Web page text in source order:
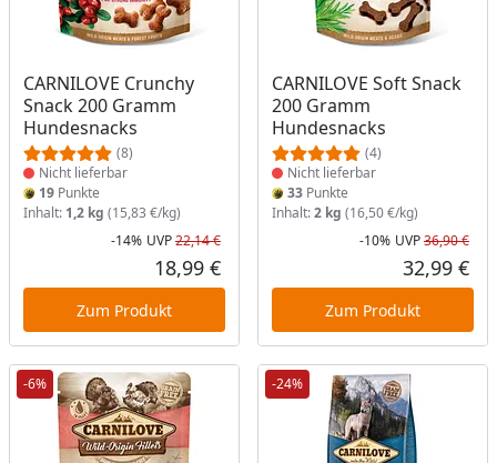
CARNILOVE Crunchy
Snack 200 Gramm
Hundesnacks
(8)
Produkt nicht lieferbar
Nicht lieferbar
19 Punkte
Inhalt: 1,2 kg (15,83 €/kg)
Rabatt in Prozent
-14%
Ursprünglicher Preis
UVP22,14 €
Aktueller Preis
18,99 €
Zum Produkt
CARNILOVE Soft Snack
200 Gramm
Hundesnacks
(4)
Produkt nicht lieferbar
Nicht lieferbar
33Punkte
Inhalt:2 kg (16,50 €/kg)
-10% UVP36,90 €
32,99 €
Zum Produkt
-6% -24%